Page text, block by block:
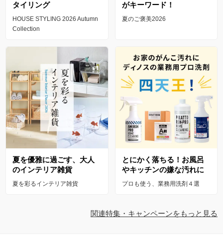
タイリング
HOUSE STYLING 2026 Autumn
Collection
がキーワード！
夏のご褒美2026
夏を優雅に過ごす、大人
のインテリア雑貨
夏を彩るインテリア雑貨
とにかく落ちる！お風呂
やキッチンの嫌な汚れに
プロも使う、業務用洗剤４選
関連特集・キャンペーンをもっと見る